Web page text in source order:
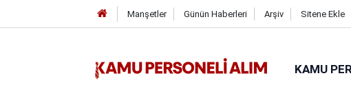
Manşetler Günün Haberleri Arşiv Sitene Ekle
KAMU